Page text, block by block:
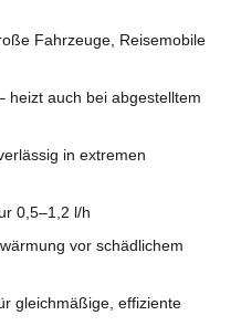
Fahrzeuge, Reisemobile
heizt auch bei abgestelltem
in extremen
0,5–1,2 l/h
vor schädlichem
gleichmäßige, effiziente